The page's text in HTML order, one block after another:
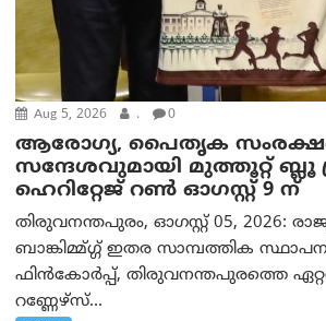
Aug 5, 2026 . 0
ആരോഗ്യ, പൈതൃക
സന്ദേശവുമായി മുത്തൂറ്റ് ബ്ലൂ
ഹെറിറ്റേജ് റൺ ഓഗസ്റ്റ് 9 ന്
തിരുവനന്തപുരം, ഓഗസ്റ്റ് 05, 2026:
ബാങ്കിമ്മ്ഗ്ഗ് ഇതര സാമ്പത്തിക
ഫിൻകോർപ്പ്, തിരുവനന്തപുരത്തെ
റണ്ണേഴ്‌സ്...